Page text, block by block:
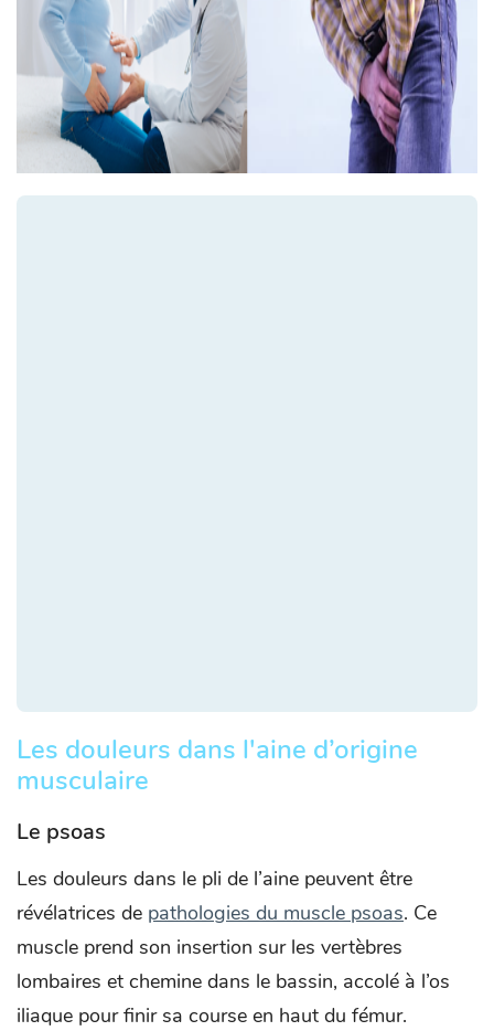
Les douleurs dans l'aine d’origine
musculaire
Le psoas
Les douleurs dans le pli de l’aine peuvent être
révélatrices de pathologies du muscle psoas. Ce
muscle prend son insertion sur les vertèbres
lombaires et chemine dans le bassin, accolé à l’os
iliaque pour finir sa course en haut du fémur.